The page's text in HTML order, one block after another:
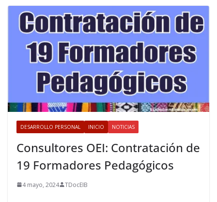
DESARROLLO PERSONAL INICIO NOTICIAS
Consultores OEI: Contratación de
19 Formadores Pedagógicos
4 mayo, 2024 TDocEIB